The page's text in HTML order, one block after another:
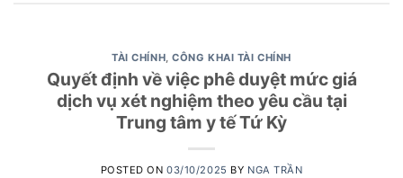
TÀI CHÍNH,CÔNG KHAI TÀI CHÍNH
Quyết định về việc phê duyệt mức giá
dịch vụ xét nghiệm theo yêu cầu tại
Trung tâm y tế Tứ Kỳ
POSTED ON03/10/2025 BY NGA TRẦN